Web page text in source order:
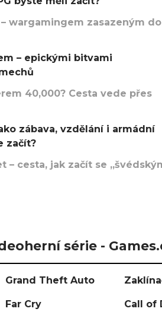
wargamingem zasazeným do
– epickými bitvami
40,000? Cesta vede přes
zábava, vzdělání i armádní
začít?
– cesta, jak začít se
série -
Grand Theft Auto
Far Cry Call of